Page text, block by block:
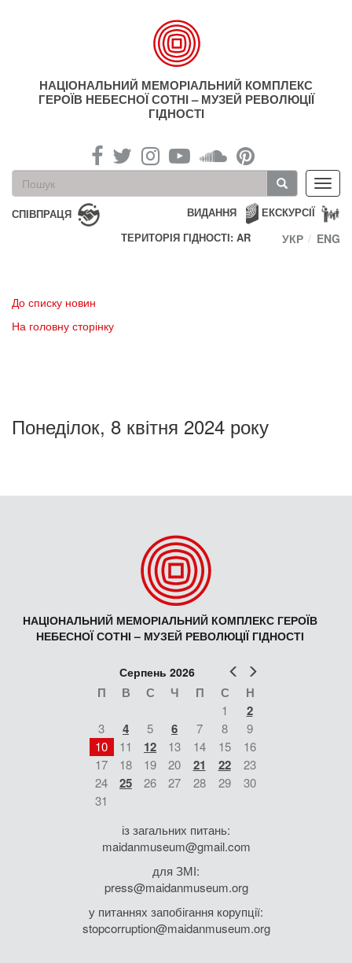
НАЦІОНАЛЬНИЙ МЕМОРІАЛЬНИЙ КОМПЛЕКС
ГЕРОЇВ НЕБЕСНОЇ СОТНІ – МУЗЕЙ РЕВОЛЮЦІЇ
ГІДНОСТІ
Пошукова
форма
Пошук
СПІВПРАЦЯ ЕКСКУРСІЇ
ВИДАННЯ
ТЕРИТОРІЯ ГІДНОСТІ: AR
УКР ENG
До списку новин
На головну сторінку
Понеділок, 8 квітня 2024 року
НАЦІОНАЛЬНИЙ МЕМОРІАЛЬНИЙ КОМПЛЕКС ГЕРОЇВ
НЕБЕСНОЇ СОТНІ – МУЗЕЙ РЕВОЛЮЦІЇ ГІДНОСТІ
Попер
Серпень 2026
П В С Ч П С Н
1 2
3 4 5 6 7 8
9
10
11 12 13 14 15
16
17
18 19 20 21 22
23
24
25 26 27 28 29
30
31
із загальних питань:
maidanmuseum@gmail.com
для ЗМІ:
press@maidanmuseum.org
у питаннях запобігання корупції:
stopcorruption@maidanmuseum.org